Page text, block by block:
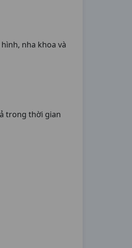
nha khoa và
trong thời gian